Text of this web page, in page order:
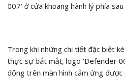
007’ ở cửa khoang hành lý phía
Trong khi những chi tiết đặc biệt
thực sự bắt mắt, logo ‘Defender
động trên màn hình cảm ứng